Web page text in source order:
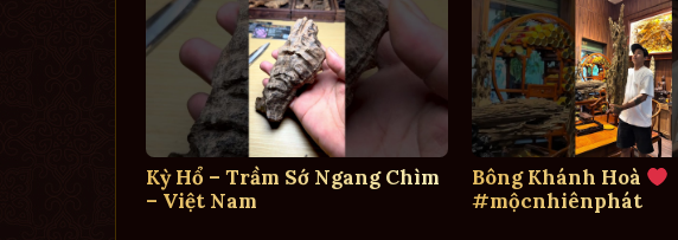
Kỳ Hổ – Trầm Sớ Ngang Chìm
– Việt Nam
Bông Khánh Hoà
#mộcnhiênphát